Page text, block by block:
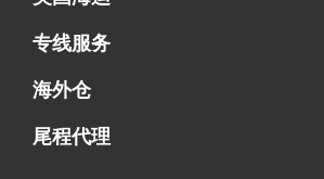
海运拼柜
海运整柜
美国海卡
加拿大海运
专线服务
FBA专线直送
超大件专线
AWD专线
电池专线
海外仓
一件代发
FBA中转
贴标换标
拆柜/存储
尾程代理